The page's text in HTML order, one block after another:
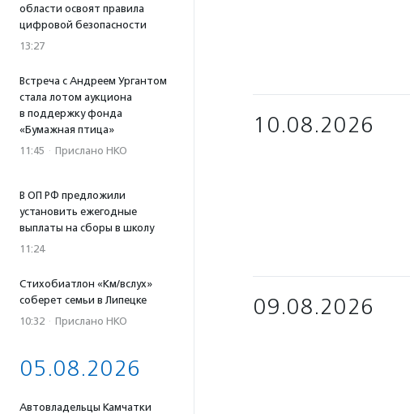
области освоят правила
цифровой безопасности
13:27
Встреча с Андреем Ургантом
стала лотом аукциона
в поддержку фонда
«Бумажная птица»
11:45 · Прислано НКО
В ОП РФ предложили
установить ежегодные
выплаты на сборы в школу
11:24
Стихобиатлон «Км/вслух»
соберет семьи в Липецке
10:32 · Прислано НКО
05.08.2026
Автовладельцы Камчатки
10.08.2026
09.08.2026